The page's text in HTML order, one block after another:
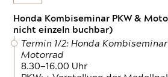
Honda Kombiseminar PKW &
nicht einzeln buchbar)
Termin 1/2: Honda Kombiseminar
Motorrad
8.30—16.00 Uhr